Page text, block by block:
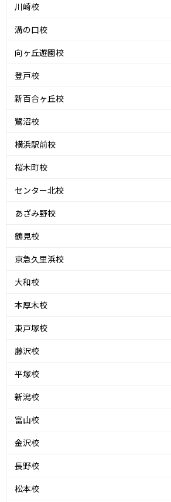
川崎校
溝の口校
向ヶ丘遊園校
登戸校
新百合ヶ丘校
鷺沼校
横浜駅前校
桜木町校
センター北校
あざみ野校
鶴見校
京急久里浜校
大和校
本厚木校
東戸塚校
藤沢校
平塚校
新潟校
富山校
金沢校
長野校
松本校